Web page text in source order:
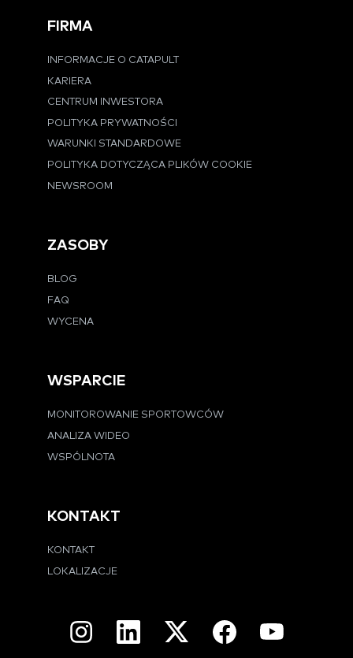
FIRMA
INFORMACJE O CATAPULT
KARIERA
CENTRUM INWESTORA
POLITYKA PRYWATNOŚCI
WARUNKI STANDARDOWE
POLITYKA DOTYCZĄCA PLIKÓW COOKIE
NEWSROOM
ZASOBY
BLOG
FAQ
WYCENA
WSPARCIE
MONITOROWANIE SPORTOWCÓW
ANALIZA WIDEO
WSPÓLNOTA
KONTAKT
KONTAKT
LOKALIZACJE